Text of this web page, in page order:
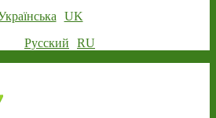
UK
Русский
RU